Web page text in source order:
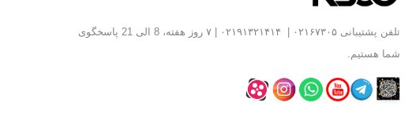
تلفن پشتیبانی ۰۲۱۶۷۳۰۵ |
| ۷ روز هفته، 8 الی 21 پاسخگوی
شما هستیم.